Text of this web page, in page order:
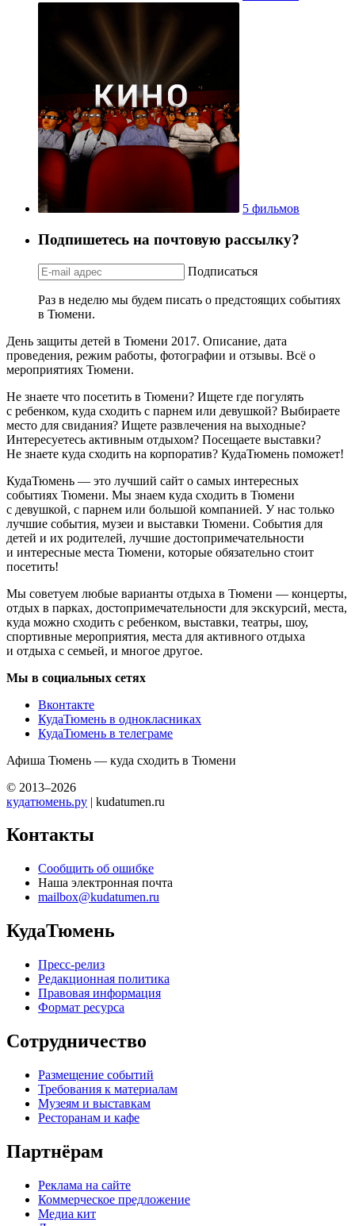
5 фильмов
Подпишетесь на почтовую рассылку?
Подписаться
Раз в неделю мы будем писать о предстоящих событиях
в Тюмени.
День защиты детей в Тюмени 2017. Описание, дата
проведения, режим работы, фотографии и отзывы. Всё о
мероприятиях Тюмени.
Не знаете что посетить в Тюмени? Ищете где погулять
с ребенком, куда сходить с парнем или девушкой? Выбираете
место для свидания? Ищете развлечения на выходные?
Интересуетесь активным отдыхом? Посещаете выставки?
Не знаете куда сходить на корпоратив? КудаТюмень поможет!
КудаТюмень — это лучший сайт о самых интересных
событиях Тюмени. Мы знаем куда сходить в Тюмени
с девушкой, с парнем или большой компанией. У нас только
лучшие события, музеи и выставки Тюмени. События для
детей и их родителей, лучшие достопримечательности
и интересные места Тюмени, которые обязательно стоит
посетить!
Мы советуем любые варианты отдыха в Тюмени — концерты,
отдых в парках, достопримечательности для экскурсий, места,
куда можно сходить с ребенком, выставки, театры, шоу,
спортивные мероприятия, места для активного отдыха
и отдыха с семьей, и многое другое.
Мы в социальных сетях
Вконтакте
КудаТюмень в однокласниках
КудаТюмень в телеграме
Афиша Тюмень — куда сходить в Тюмени
© 2013–2026
кудатюмень.ру | kudatumen.ru
Контакты
Сообщить об ошибке
Наша электронная почта
mailbox@kudatumen.ru
КудаТюмень
Пресс-релиз
Редакционная политика
Правовая информация
Формат ресурса
Сотрудничество
Размещение событий
Требования к материалам
Музеям и выставкам
Ресторанам и кафе
Партнёрам
Реклама на сайте
Коммерческое предложение
Медиа кит